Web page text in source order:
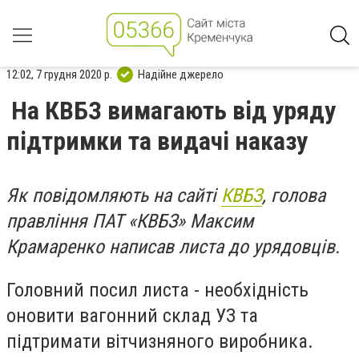
12:02, 7 грудня 2020 р. Надійне джерело
На КВБЗ вимагають від уряду
підтримки та видачі наказу
Як повідомляють на сайті КВБЗ, голова
правління ПАТ «КВБЗ» Максим
Крамаренко написав листа до урядовців.
Головний посил листа - необхідність
оновити вагонний склад УЗ та
підтримати вітчизняного виробника.